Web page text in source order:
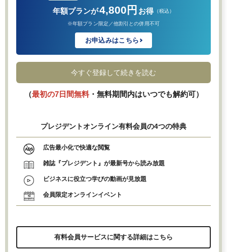
年額プランが4,800円 お得 （税込）
※年額プラン限定／他割引との併用不可
お申込みはこちら
今すぐ登録して続きを読む
（最初の7日間無料・無料期間内はいつでも解約可）
プレジデントオンライン有料会員の4つの特典
広告最小化で快適な閲覧
雑誌『プレジデント』が最新号から読み放題
ビジネスに役立つ学びの動画が見放題
会員限定オンラインイベント
有料会員サービスに関する詳細はこちら